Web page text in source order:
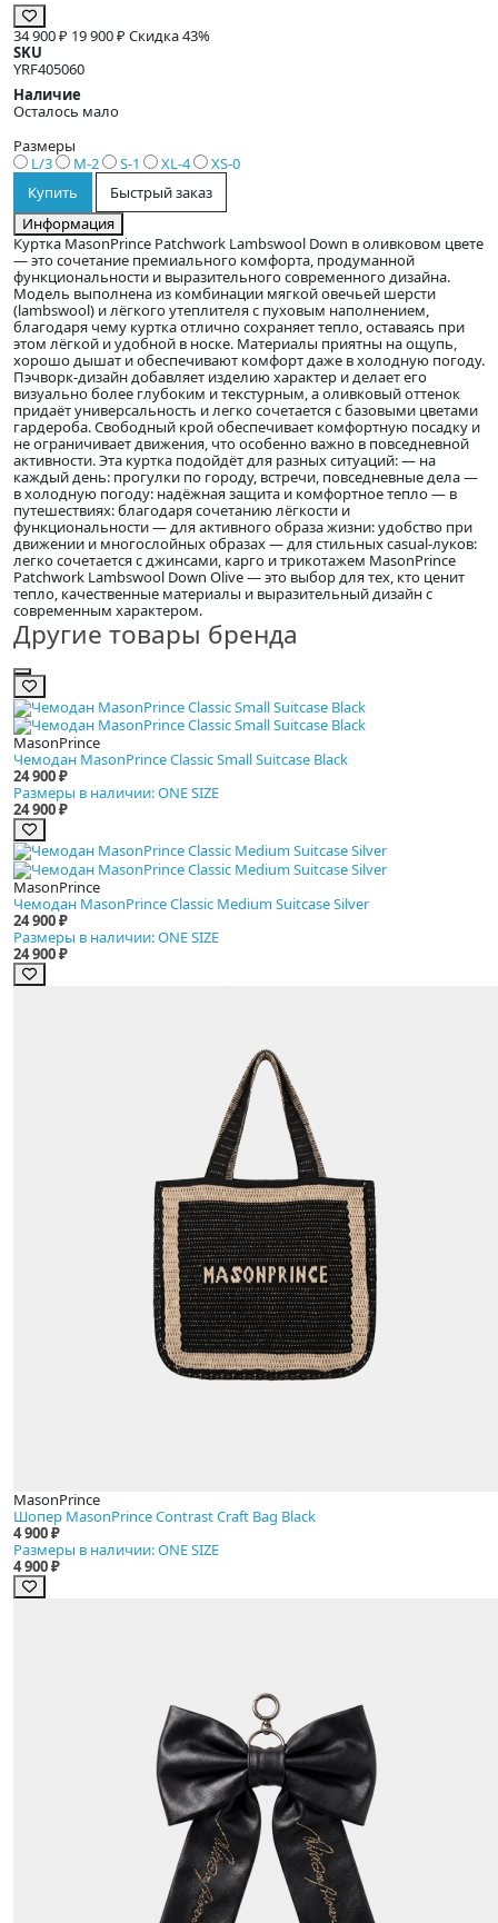
34 900 ₽ 19 900 ₽ Скидка 43%
SKU
YRF405060
Наличие
Осталось мало
Размеры
L/3
M-2 S-1 XL-4
XS-0
Купить
Быстрый заказ
Информация
Куртка MasonPrince Patchwork Lambswool Down в оливковом цвете
— это сочетание премиального комфорта, продуманной
функциональности и выразительного современного дизайна.
Модель выполнена из комбинации мягкой овечьей шерсти
(lambswool) и лёгкого утеплителя с пуховым наполнением,
благодаря чему куртка отлично сохраняет тепло, оставаясь при
этом лёгкой и удобной в носке. Материалы приятны на ощупь,
хорошо дышат и обеспечивают комфорт даже в холодную погоду.
Пэчворк-дизайн добавляет изделию характер и делает его
визуально более глубоким и текстурным, а оливковый оттенок
придаёт универсальность и легко сочетается с базовыми цветами
гардероба. Свободный крой обеспечивает комфортную посадку и
не ограничивает движения, что особенно важно в повседневной
активности. Эта куртка подойдёт для разных ситуаций: — на
каждый день: прогулки по городу, встречи, повседневные дела —
в холодную погоду: надёжная защита и комфортное тепло — в
путешествиях: благодаря сочетанию лёгкости и
функциональности — для активного образа жизни: удобство при
движении и многослойных образах — для стильных casual-луков:
легко сочетается с джинсами, карго и трикотажем MasonPrince
Patchwork Lambswool Down Olive — это выбор для тех, кто ценит
тепло, качественные материалы и выразительный дизайн с
современным характером.
Другие товары бренда
MasonPrince
Чемодан MasonPrince Classic Small Suitcase Black
24 900 ₽
Размеры в наличии: ONE SIZE
24 900 ₽
MasonPrince
Чемодан MasonPrince Classic Medium Suitcase Silver
24 900 ₽
Размеры в наличии: ONE SIZE
24 900 ₽
MasonPrince
Шопер MasonPrince Contrast Craft Bag Black
4 900 ₽
Размеры в наличии: ONE SIZE
4 900 ₽